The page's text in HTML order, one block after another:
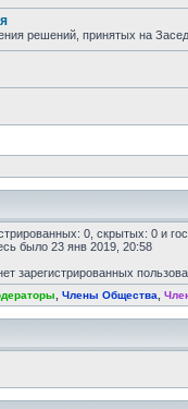
решений, принятых на
0, скрытых: 0 и
было 23 янв 2019, 20:58
зарегистрированных
Члены Общества